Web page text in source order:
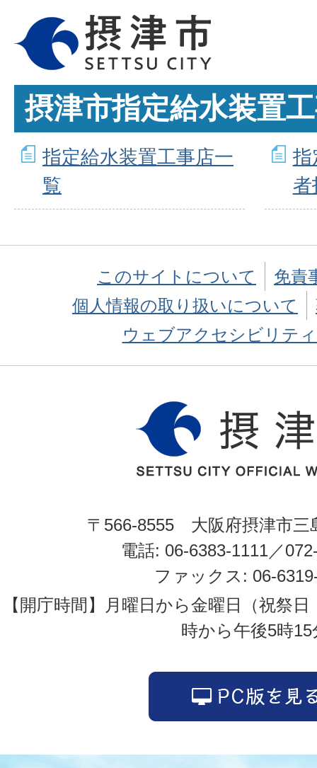
摂津市指定給水装置
指定給水装置工事店一
覧
指
者
このサイトについて
免責
個人情報の取り扱いについて
ウェブアクセシビリテ
〒566-8555 大阪府摂津市三
電話: 06-6383-1111／
ファックス: 06-
【開庁時間】月曜日から金曜日（祝祭
時から午後5時15